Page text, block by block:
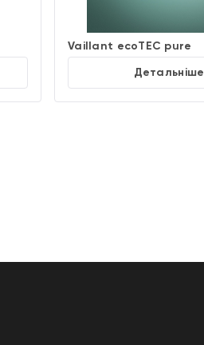
Vaillant ecoTEC pure
Детальніше